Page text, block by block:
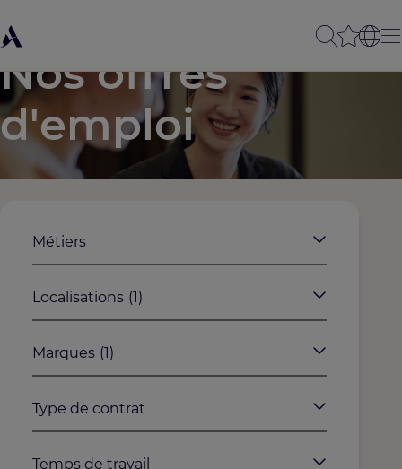
Nos offres
d'emploi
Métiers
Localisations (1)
Marques (1)
Type de contrat
Temps de travail